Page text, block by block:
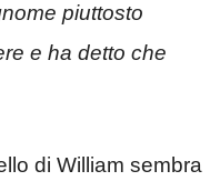
piuttosto
e ha detto che
di William sembra